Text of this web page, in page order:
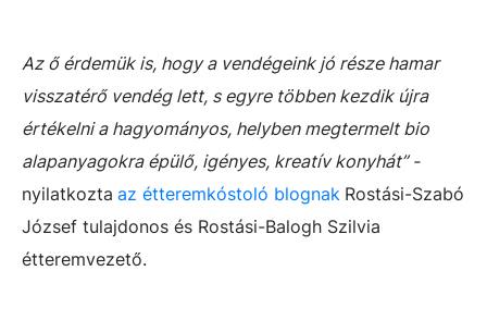
Az ő érdemük is, hogy a vendégeink jó része hamar
visszatérő vendég lett, s egyre többen kezdik újra
értékelni a hagyományos, helyben megtermelt bio
alapanyagokra épülő, igényes, kreatív konyhát” -
nyilatkozta az étteremkóstoló blognak Rostási-Szabó
József tulajdonos és Rostási-Balogh Szilvia
étteremvezető.